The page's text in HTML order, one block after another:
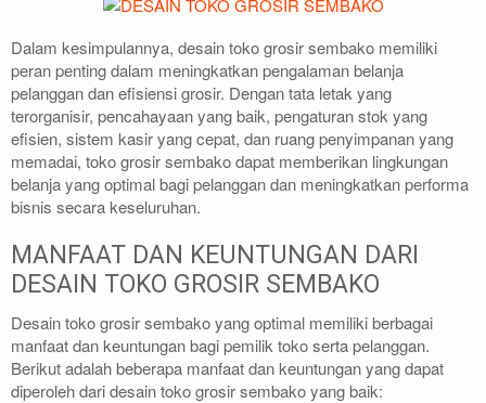
Dalam kesimpulannya, desain toko grosir sembako memiliki
peran penting dalam meningkatkan pengalaman belanja
pelanggan dan efisiensi grosir. Dengan tata letak yang
terorganisir, pencahayaan yang baik, pengaturan stok yang
efisien, sistem kasir yang cepat, dan ruang penyimpanan yang
memadai, toko grosir sembako dapat memberikan lingkungan
belanja yang optimal bagi pelanggan dan meningkatkan performa
bisnis secara keseluruhan.
MANFAAT DAN KEUNTUNGAN DARI
DESAIN TOKO GROSIR SEMBAKO
Desain toko grosir sembako yang optimal memiliki berbagai
manfaat dan keuntungan bagi pemilik toko serta pelanggan.
Berikut adalah beberapa manfaat dan keuntungan yang dapat
diperoleh dari desain toko grosir sembako yang baik: